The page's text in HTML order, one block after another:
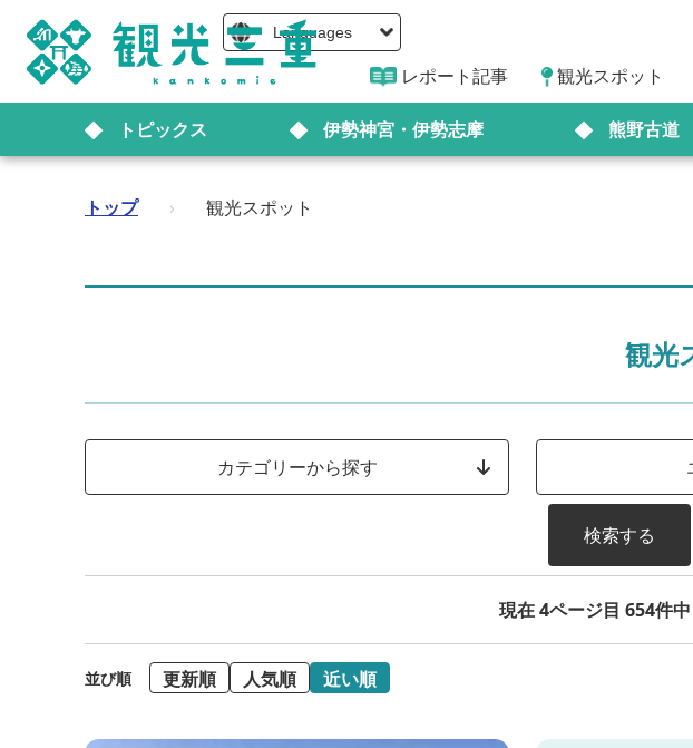
Languages
レポート記事 観光スポット
トピックス 伊勢神宮・伊勢志摩 熊野古道
トップ › 観光スポット
観光
カテゴリーから探す
検索する
現在 4ページ目 654件
並び順 更新順 人気順 近い順